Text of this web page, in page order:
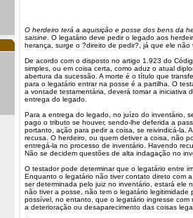
O herdeiro terá a aquisição e posse dos bens da
saisine . O legatário deve pedir o legado aos
herança, surge o ?direito de pedir?, já que ele
De acordo com o disposto no artigo 1.923 do
simples, ou em coisa certa, como aduz o atual
abertura da sucessão. A morte é o título que
para o legatário entrar na posse é a partilha. O
a vontade testamentária, deverá tomar a iniciativa
entrega do legado.
Para a entrega do legado, no juízo do inventário,
pago o tributo se houver, sendo-lhe deferida a
portanto, ação para pedir a coisa, se reivindicá-la.
recusa . O herdeiro, ou quem detiver a coisa, não
entregá-la no processo de inventário. Havendo
Não se decidem questões de alta indagação no
O testador pode determinar que o legatário entre
Enquanto o legatário não tiver contato direto com
ser determinada pelo juiz no inventário, estará ele
não tiver a posse, não tem o legatário legitimidade
possível, no entanto, que o legatário ingresse com
a deterioração ou desaparecimento das coisas